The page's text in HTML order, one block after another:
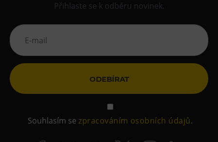
Přihlaste se k odběru novinek.
ODEBÍRAT
Souhlasím sezpracováním osobních údajů.